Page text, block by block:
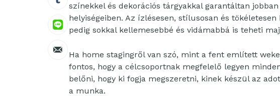
színekkel és dekorációs tárgyakkal garantáltan
helyiségeiben. Az ízlésesen, stílusosan és
pedig sokkal kellemesebbé és vidámabbá is teheti
Ha home stagingről van szó, mint a fent említett
fontos, hogy a célcsoportnak megfelelő legyen
belőni, hogy ki fogja megszeretni, kinek készül az
a munka.